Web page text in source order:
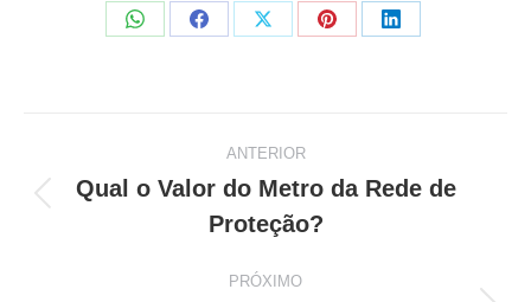
Share
Share
Share
Share
Share
Navegação
ANTERIOR
anterior:
Qual o Valor do Metro da Rede de
Proteção?
PRÓXIMO